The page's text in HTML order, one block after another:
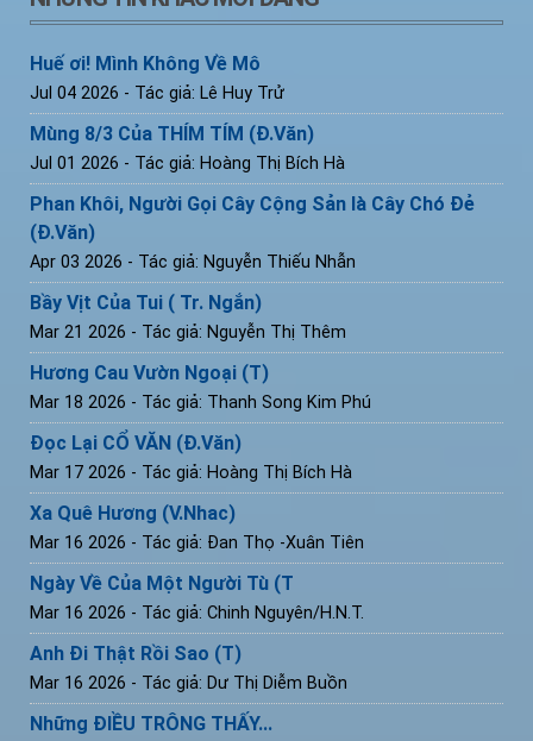
Huế ơi! Mình Không Về Mô
Jul 04 2026 - Tác giả: Lê Huy Trử
Mùng 8/3 Của THÍM TÍM (Đ.Văn)
Jul 01 2026 - Tác giả: Hoàng Thị Bích Hà
Phan Khôi, Người Gọi Cây Cộng Sản là Cây Chó Đẻ
(Đ.Văn)
Apr 03 2026 - Tác giả: Nguyễn Thiếu Nhẫn
Bầy Vịt Của Tui ( Tr. Ngắn)
Mar 21 2026 - Tác giả: Nguyễn Thị Thêm
Hương Cau Vườn Ngoại (T)
Mar 18 2026 - Tác giả: Thanh Song Kim Phú
Đọc Lại CỔ VĂN (Đ.Văn)
Mar 17 2026 - Tác giả: Hoàng Thị Bích Hà
Xa Quê Hương (V.Nhac)
Mar 16 2026 - Tác giả: Đan Thọ -Xuân Tiên
Ngày Về Của Một Người Tù (T
Mar 16 2026 - Tác giả: Chinh Nguyên/H.N.T.
Anh Đi Thật Rồi Sao (T)
Mar 16 2026 - Tác giả: Dư Thị Diễm Buồn
Những ĐIỀU TRÔNG THẤY...